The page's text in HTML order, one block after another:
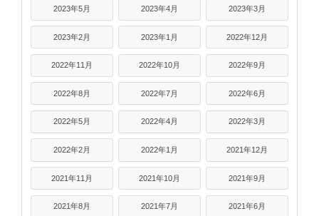
2023年5月 2023年4月 2023年3月
2023年2月 2023年1月 2022年12月
2022年11月 2022年10月 2022年9月
2022年8月 2022年7月 2022年6月
2022年5月 2022年4月 2022年3月
2022年2月 2022年1月 2021年12月
2021年11月 2021年10月 2021年9月
2021年8月 2021年7月 2021年6月